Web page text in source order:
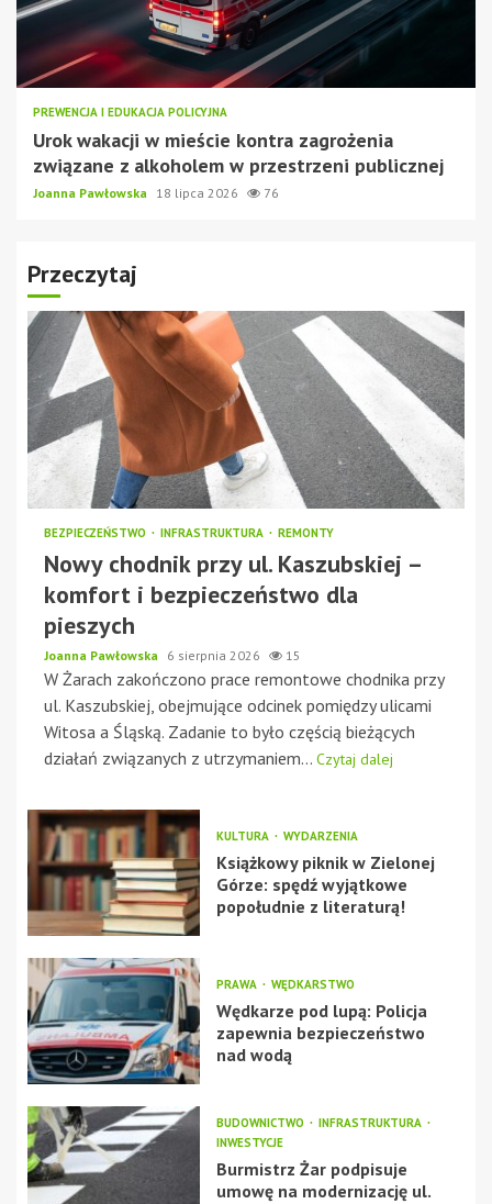
PREWENCJA I EDUKACJA POLICYJNA
Urok wakacji w mieście kontra zagrożenia
związane z alkoholem w przestrzeni publicznej
Joanna Pawłowska 18 lipca 2026 76
Przeczytaj
BEZPIECZEŃSTWO INFRASTRUKTURA REMONTY
Nowy chodnik przy ul. Kaszubskiej –
komfort i bezpieczeństwo dla
pieszych
Joanna Pawłowska 6 sierpnia 2026 15
W Żarach zakończono prace remontowe chodnika przy
ul. Kaszubskiej, obejmujące odcinek pomiędzy ulicami
Witosa a Śląską. Zadanie to było częścią bieżących
działań związanych z utrzymaniem... Czytaj dalej
KULTURA WYDARZENIA
Książkowy piknik w Zielonej
Górze: spędź wyjątkowe
popołudnie z literaturą!
PRAWA WĘDKARSTWO
Wędkarze pod lupą: Policja
zapewnia bezpieczeństwo
nad wodą
BUDOWNICTWO
INFRASTRUKTURA
INWESTYCJE
Burmistrz Żar podpisuje
umowę na modernizację ul.